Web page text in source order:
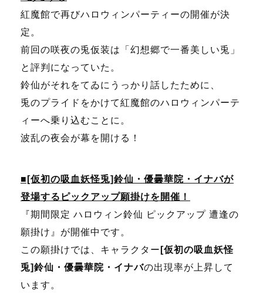
紅魔館で再びハロウィンパーティーの開催が決
定。
前回の咲夜の兎仮装は「幻想郷で一番美しい兎」
と評判になっていた。
鈴仙がそれをてゐにうっかり話したために、
兎のプライドをかけて紅魔館のハロウィンパーテ
ィーへ乗り込むことに。
波乱の夜会が幕を開ける！
■[仮初の吸血妖怪兎]鈴仙・優曇華院・イナバが
登場するピックアップ願掛けを開催！
『期間限定 ハロウィン鈴仙 ピックアップ 遭逢の
願掛け』が開催中です。
この願掛けでは、キャラクター [仮初の吸血妖怪
兎]鈴仙・優曇華院・イナバの出現率が上昇して
います。